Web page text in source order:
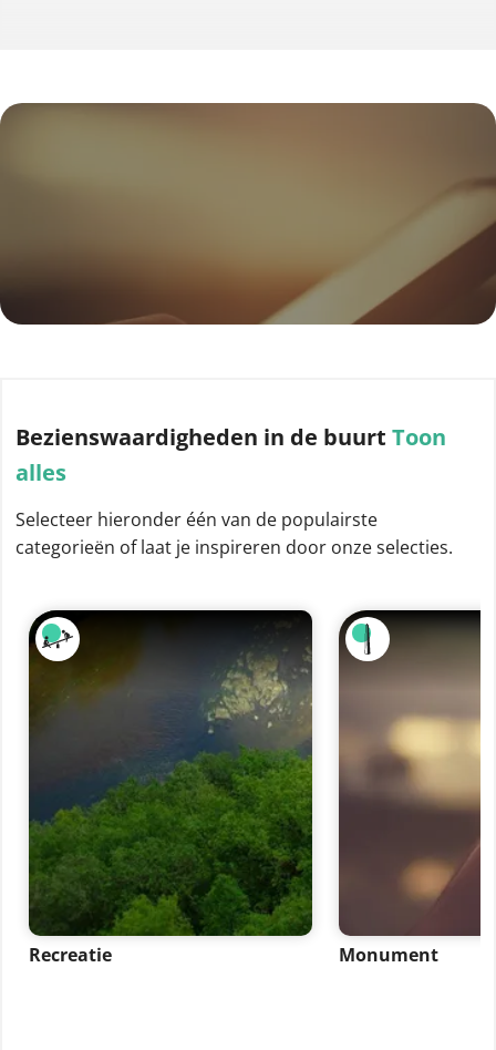
Bezienswaardigheden in de buurt Toon
alles
Selecteer hieronder één van de populairste
categorieën of laat je inspireren door onze selecties.
Recreatie Monument